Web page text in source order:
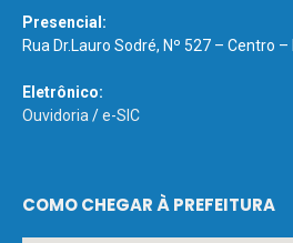
Presencial:
Rua Dr.Lauro Sodré, Nº 527 – Centro
Eletrônico:
Ouvidoria /e-SIC
COMO CHEGAR À PREFEITURA